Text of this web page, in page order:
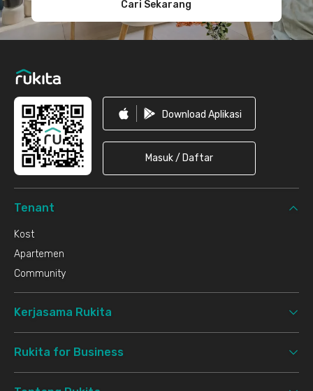
Cari Sekarang
Download Aplikasi
Masuk / Daftar
Tenant
Kost
Apartemen
Community
Kerjasama Rukita
Rukita for Business